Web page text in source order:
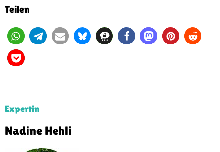
Teilen
Expertin
Nadine Hehli